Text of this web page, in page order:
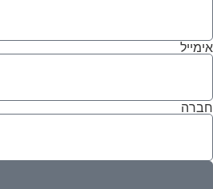
אימייל
חברה